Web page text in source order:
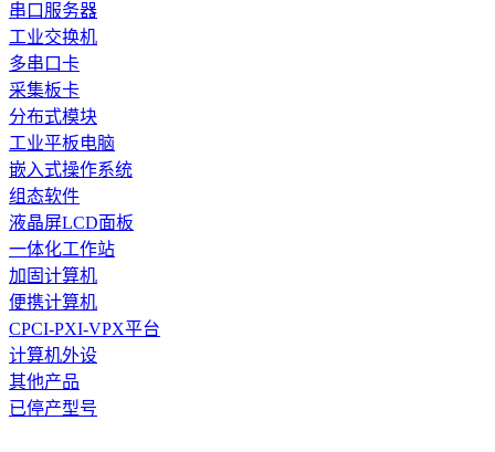
串口服务器
工业交换机
多串口卡
采集板卡
分布式模块
工业平板电脑
嵌入式操作系统
组态软件
液晶屏LCD面板
一体化工作站
加固计算机
便携计算机
CPCI-PXI-VPX平台
计算机外设
其他产品
已停产型号